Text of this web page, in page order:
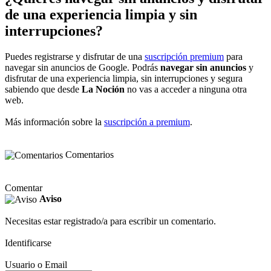
de una experiencia limpia y sin
interrupciones?
Puedes registrarse y disfrutar de una suscripción premium para
navegar sin anuncios de Google. Podrás navegar sin anuncios y
disfrutar de una experiencia limpia, sin interrupciones y segura
sabiendo que desde La Noción no vas a acceder a ninguna otra
web.
Más información sobre la suscripción a premium.
Comentarios
Comentar
Aviso
Necesitas estar registrado/a para escribir un comentario.
Identificarse
Usuario o Email